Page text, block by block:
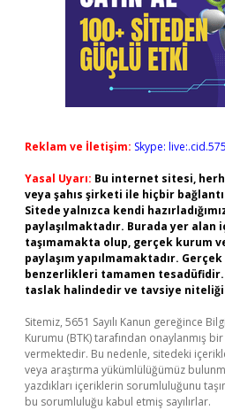
Reklam ve İletişim: Skype:
Yasal Uyarı: Bu internet sitesi,
veya şahıs şirketi ile hiçbir
Sitede yalnızca kendi
paylaşılmaktadır. Burada yer
taşımamakta olup, gerçek kurum
paylaşım yapılmamaktadır.
benzerlikleri tamamen
taslak halindedir ve tavsiye niteliği
Sitemiz, 5651 Sayılı Kanun gereğince
Kurumu (BTK) tarafından onaylanmış
vermektedir. Bu nedenle, sitedeki
veya araştırma yükümlülüğümüz
yazdıkları içeriklerin sorumluluğunu
bu sorumluluğu kabul etmiş sayılırlar.